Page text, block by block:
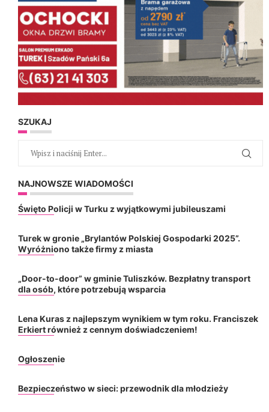
SZUKAJ
NAJNOWSZE WIADOMOŚCI
Święto Policji w Turku z wyjątkowymi jubileuszami
Turek w gronie „Brylantów Polskiej Gospodarki 2025”.
Wyróżniono także firmy z miasta
„Door-to-door” w gminie Tuliszków. Bezpłatny transport
dla osób, które potrzebują wsparcia
Lena Kuras z najlepszym wynikiem w tym roku. Franciszek
Erkiert również z cennym doświadczeniem!
Ogłoszenie
Bezpieczeństwo w sieci: przewodnik dla młodzieży